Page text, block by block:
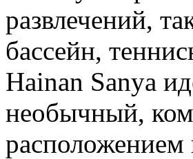
развлечений,
бассейн,
Hainan Sanya
необычный,
расположением